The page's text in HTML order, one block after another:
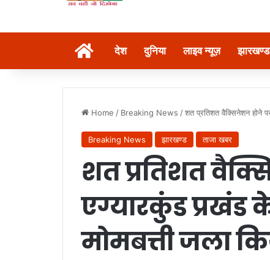
Khabar 24 News Tv | Bihar/
देश दुनिया लाइव न्यूज़ झारखण्ड
Home / Breaking News /शत प्रतिशत वैक्सिनेशन होने
Breaking News झारखण्ड ताजा खबर
शत प्रतिशत
एग्यारकुंड प्रखंड
मोमबत्ती जला